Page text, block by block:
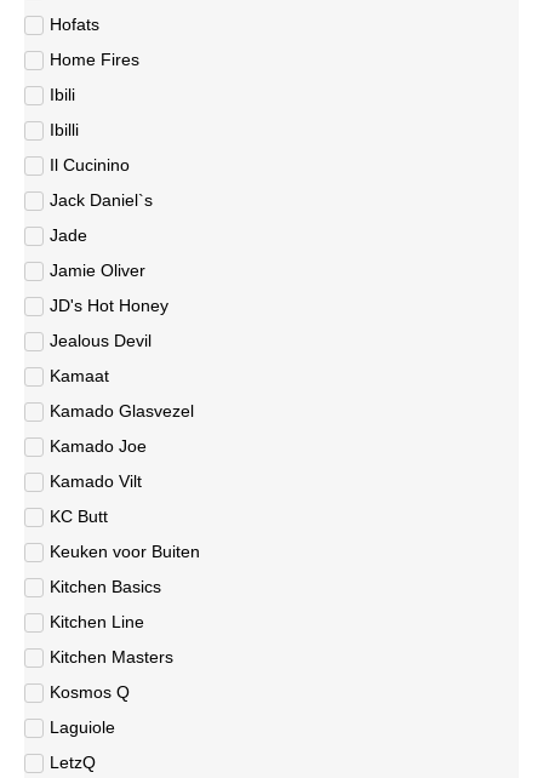
Hofats
Home Fires
Ibili
Ibilli
Il Cucinino
Jack Daniel`s
Jade
Jamie Oliver
JD's Hot Honey
Jealous Devil
Kamaat
Kamado Glasvezel
Kamado Joe
Kamado Vilt
KC Butt
Keuken voor Buiten
Kitchen Basics
Kitchen Line
Kitchen Masters
Kosmos Q
Laguiole
LetzQ